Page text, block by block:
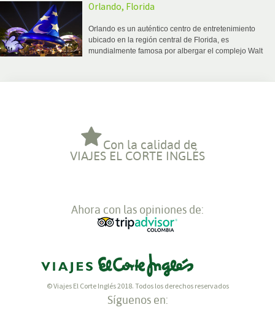
divertido
Orlando, Florida
Orlando es un auténtico centro de entretenimiento
ubicado en la región central de Florida, es
mundialmente famosa por albergar el complejo Walt
Con la calidad de
VIAJES EL CORTE INGLÉS
Ahora con las opiniones de:
© Viajes El Corte Inglés 2018. Todos los derechos reservados
Síguenos en: